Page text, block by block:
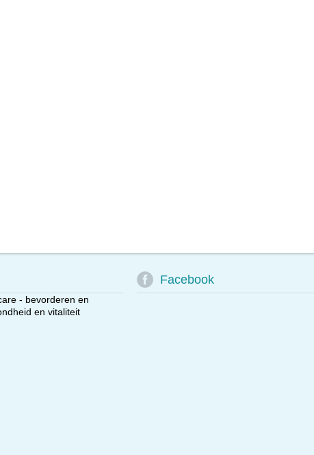
- bevorderen en
en vitaliteit
Facebook